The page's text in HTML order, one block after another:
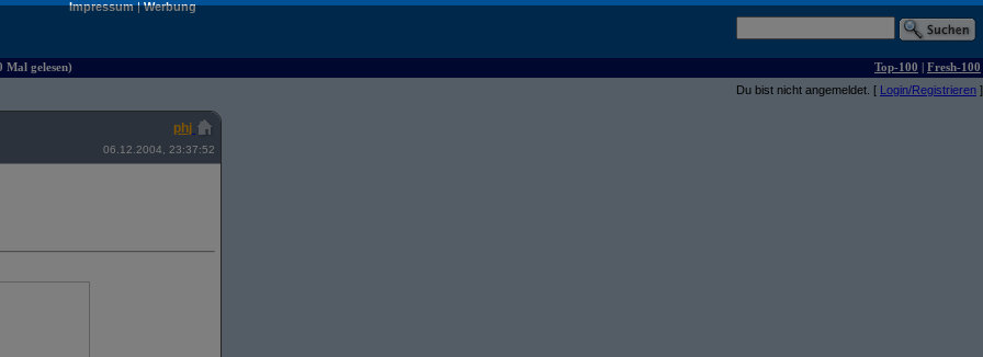
Impressum|Werbung
Mal gelesen) Top-100 | Fresh-100
Du bist nicht angemeldet. [ Login/Registrieren ]
phj
06.12.2004, 23:37:52